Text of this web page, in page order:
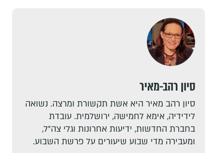
סיון רהב-מאיר
סיון רהב מאיר היא אשת תקשורת ומרצה. נשואה
לידידיה, אימא לחמישה, ירושלמית. עובדת
בחברת החדשות, ידיעות אחרונות וגלי צה"ל,
ומעבירה מדי שבוע שיעורים על פרשת השבוע.